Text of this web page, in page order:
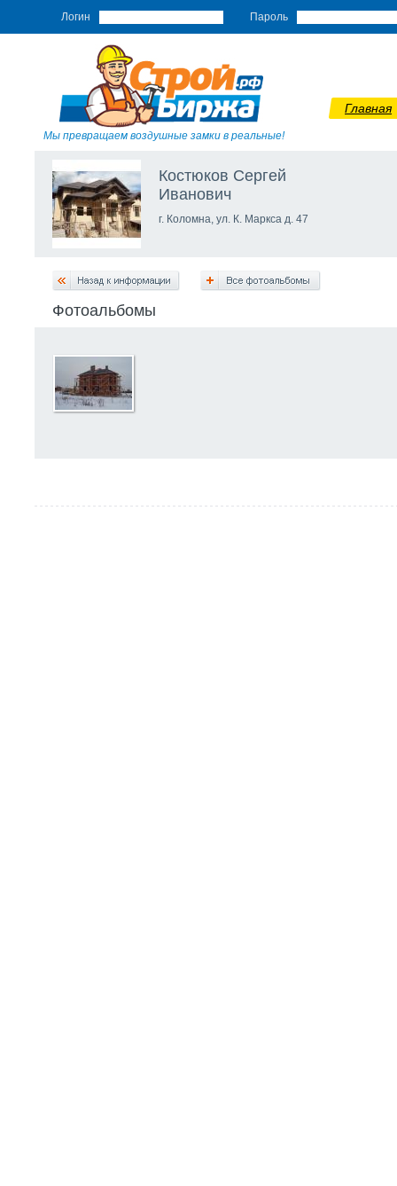
Логин Пароль
Мы превращаем воздушные замки в реальные!
Главная
Костюков Сергей
Иванович
г. Коломна, ул. К. Маркса д. 47
Фотоальбомы